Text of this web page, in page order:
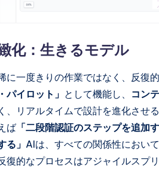
化：生きるモデル
に一度きりの作業ではなく、反復
パイロット」 として機能し、 コン
、リアルタイムで設計を進化させ
ば 「二段階認証のステップを追加す
る」 AIは、すべての関係性におい
復的なプロセスはアジャイルスプ